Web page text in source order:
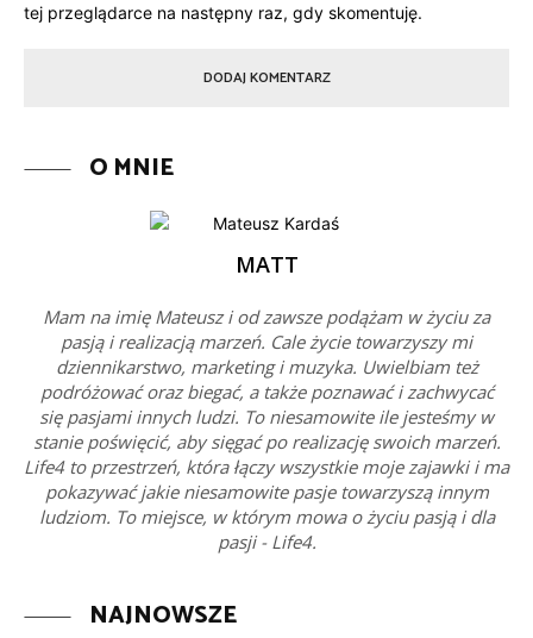
tej przeglądarce na następny raz, gdy skomentuję.
O MNIE
MATT
Mam na imię Mateusz i od zawsze podążam w życiu za
pasją i realizacją marzeń. Cale życie towarzyszy mi
dziennikarstwo, marketing i muzyka. Uwielbiam też
podróżować oraz biegać, a także poznawać i zachwycać
się pasjami innych ludzi. To niesamowite ile jesteśmy w
stanie poświęcić, aby sięgać po realizację swoich marzeń.
Life4 to przestrzeń, która łączy wszystkie moje zajawki i ma
pokazywać jakie niesamowite pasje towarzyszą innym
ludziom. To miejsce, w którym mowa o życiu pasją i dla
pasji - Life4.
NAJNOWSZE